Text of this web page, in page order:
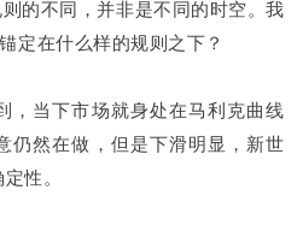
的不同，并非是不同的时空。我
定在什么样的规则之下？
，当下市场就身处在马利克曲线
仍然在做，但是下滑明显，新世
性。